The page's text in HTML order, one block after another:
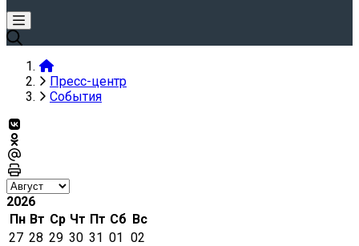
Пресс-центр
События
2026
Пн Вт Ср Чт Пт Сб Вс
27 28 29 30 31 01 02